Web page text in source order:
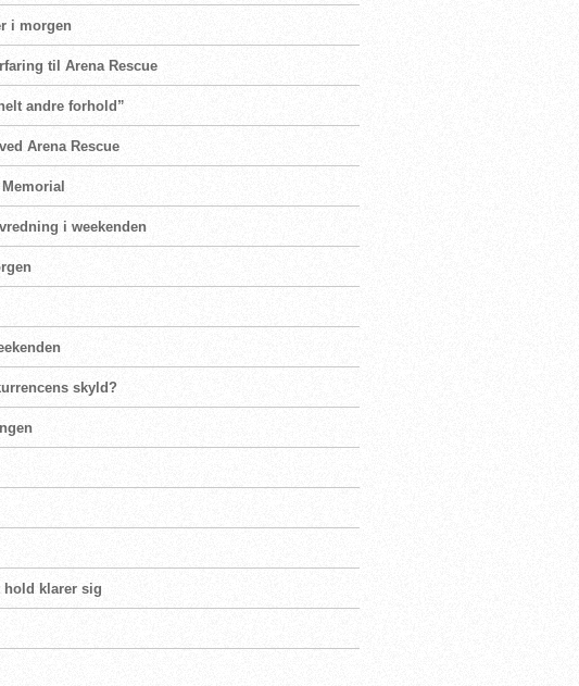
i morgen
til Arena Rescue
andre forhold”
Arena Rescue
i weekenden
skyld?
hold klarer sig